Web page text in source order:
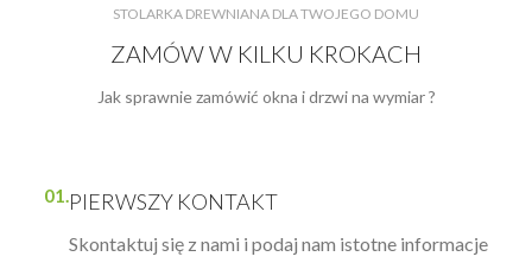
STOLARKA DREWNIANA DLA TWOJEGO DOMU
ZAMÓW W KILKU KROKACH
Jak sprawnie zamówić okna i drzwi na wymiar ?
01.PIERWSZY KONTAKT
Skontaktuj się z nami i podaj nam istotne informacje